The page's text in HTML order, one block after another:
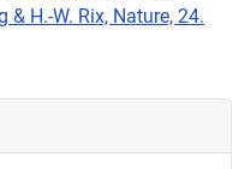
H.-W. Rix, Nature, 24.